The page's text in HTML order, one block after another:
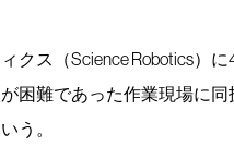
クス（Science Robotics）
困難であった作業現場に
う。